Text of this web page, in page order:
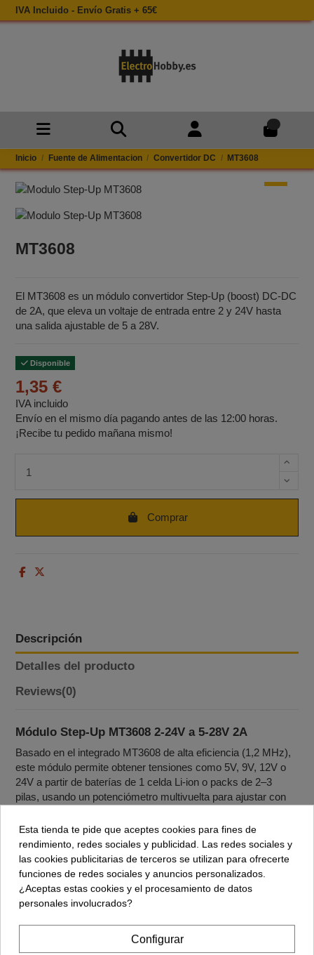
IVA Incluido - Envío Gratis + 65€
Inicio Fuente de Alimentacion Convertidor DC MT3608
MT3608
El MT3608 es un módulo convertidor Step‑Up (boost) DC‑DC
de 2A, que eleva un voltaje de entrada entre 2 y 24V hasta
una salida ajustable de 5 a 28V.
Disponible
1,35 €
IVA incluido
Envío en el mismo día pagando antes de las 12:00 horas.
¡Recibe tu pedido mañana mismo!
Comprar
Descripción
Detalles del producto
Reviews(0)
Módulo Step‑Up MT3608 2-24V a 5-28V 2A
Basado en el integrado MT3608 de alta eficiencia (1,2 MHz),
este módulo permite obtener tensiones como 5V, 9V, 12V o
24V a partir de baterías de 1 celda Li‑ion o packs de 2–3
pilas, usando un potenciómetro multivuelta para ajustar con
El MT3608 integra un MOSFET de potencia y varias
protecciones (subtensión, limitación de corriente, protección
térmica), lo que mejora la fiabilidad frente a soluciones
discretas. Como todo convertidor boost, la salida siempre
debe ser mayor que la entrada y la corriente disponible en la
salida será menor que la de entrada en proporción a la
ganancia de voltaje.
Esta tienda te pide que aceptes cookies para fines de
rendimiento, redes sociales y publicidad. Las redes sociales y
las cookies publicitarias de terceros se utilizan para ofrecerte
funciones de redes sociales y anuncios personalizados.
¿Aceptas estas cookies y el procesamiento de datos
personales involucrados?
Configurar